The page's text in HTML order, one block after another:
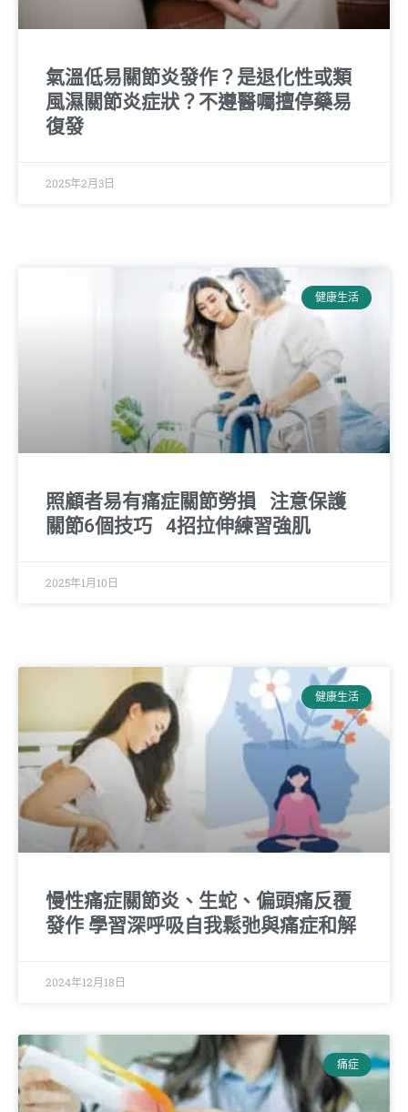
氣溫低易關節炎發作？是退化性或類
風濕關節炎症狀？不遵醫囑擅停藥易
復發
2025年2月3日
健康生活
照顧者易有痛症關節勞損 注意保護
關節6個技巧 4招拉伸練習強肌
2025年1月10日
健康生活
慢性痛症關節炎、生蛇、偏頭痛反覆
發作 學習深呼吸自我鬆弛與痛症和解
2024年12月18日
痛症